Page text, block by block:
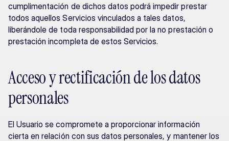
cumplimentación de dichos datos podrá impedir prestar
todos aquellos Servicios vinculados a tales datos,
liberándole de toda responsabilidad por la no prestación o
prestación incompleta de estos Servicios.
Acceso y rectificación de los datos
personales
El Usuario se compromete a proporcionar información
cierta en relación con sus datos personales, y mantener los